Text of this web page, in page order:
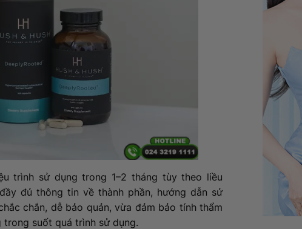
trình sử dụng trong 1–2 tháng tùy theo liều
đủ thông tin về thành phần, hướng dẫn sử
chắn, dễ bảo quản, vừa đảm bảo tính thẩm
suốt quá trình sử dụng.